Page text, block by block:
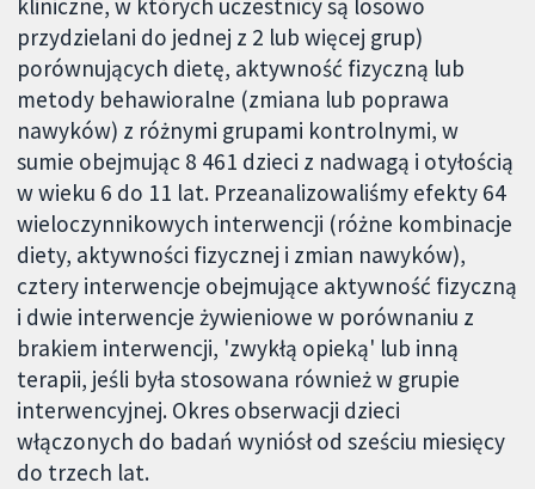
kliniczne, w których uczestnicy są losowo
przydzielani do jednej z 2 lub więcej grup)
porównujących dietę, aktywność fizyczną lub
metody behawioralne (zmiana lub poprawa
nawyków) z różnymi grupami kontrolnymi, w
sumie obejmując 8 461 dzieci z nadwagą i otyłością
w wieku 6 do 11 lat. Przeanalizowaliśmy efekty 64
wieloczynnikowych interwencji (różne kombinacje
diety, aktywności fizycznej i zmian nawyków),
cztery interwencje obejmujące aktywność fizyczną
i dwie interwencje żywieniowe w porównaniu z
brakiem interwencji, 'zwykłą opieką' lub inną
terapii, jeśli była stosowana również w grupie
interwencyjnej. Okres obserwacji dzieci
włączonych do badań wyniósł od sześciu miesięcy
do trzech lat.